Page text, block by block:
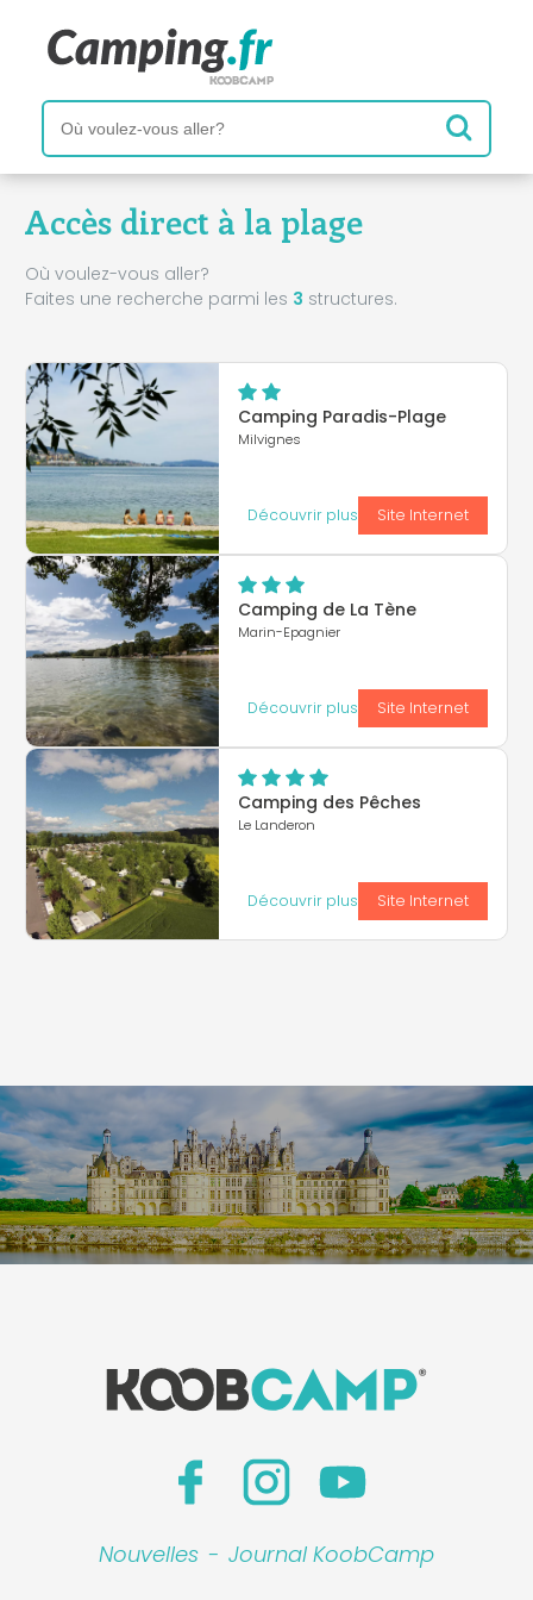
Accès direct à la plage
Où voulez-vous aller?
Faites une recherche parmi les 3 structures.
Camping Paradis-Plage
Milvignes
Découvrir plus Site Internet
Camping de La Tène
Marin-Epagnier
Découvrir plus Site Internet
Camping des Pêches
Le Landeron
Découvrir plus Site Internet
Nouvelles - Journal KoobCamp